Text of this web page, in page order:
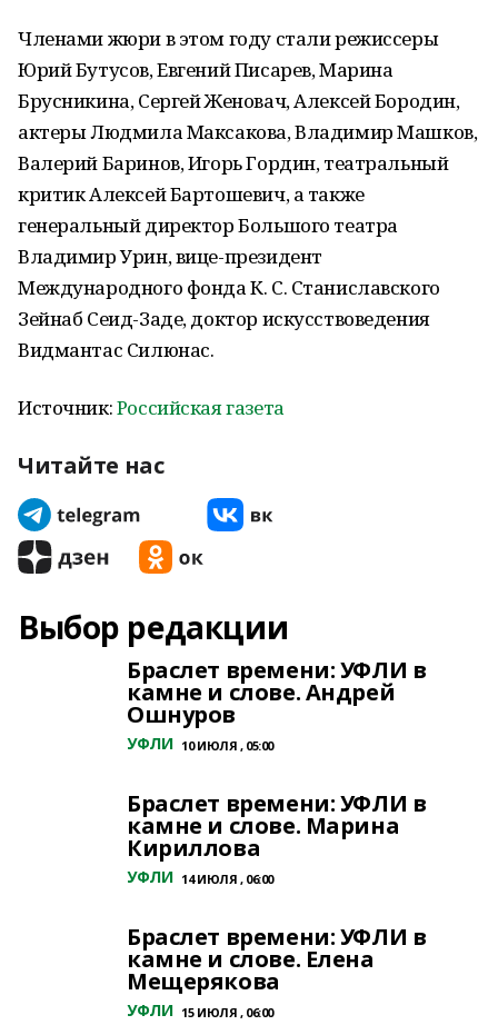
Членами жюри в этом году стали режиссеры
Юрий Бутусов, Евгений Писарев, Марина
Брусникина, Сергей Женовач, Алексей Бородин,
актеры Людмила Максакова, Владимир Машков,
Валерий Баринов, Игорь Гордин, театральный
критик Алексей Бартошевич, а также
генеральный директор Большого театра
Владимир Урин, вице-президент
Международного фонда К. С. Станиславского
Зейнаб Сеид-Заде, доктор искусствоведения
Видмантас Силюнас.
Источник:Российская газета
Читайте нас
Выбор редакции
Браслет времени: УФЛИ в
камне и слове. Андрей
Ошнуров
УФЛИ 10 ИЮЛЯ , 05:00
Браслет времени: УФЛИ в
камне и слове. Марина
Кириллова
УФЛИ 14 ИЮЛЯ , 06:00
Браслет времени: УФЛИ в
камне и слове. Елена
Мещерякова
УФЛИ 15 ИЮЛЯ , 06:00